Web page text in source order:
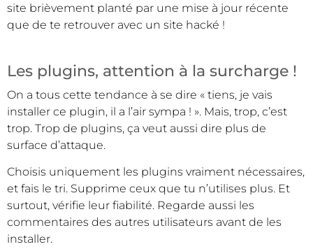
site brièvement planté par une mise à jour récente
que de te retrouver avec un site hacké !
Les plugins, attention à la surcharge !
On a tous cette tendance à se dire « tiens, je vais
installer ce plugin, il a l’air sympa ! ». Mais, trop, c’est
trop. Trop de plugins, ça veut aussi dire plus de
surface d’attaque.
Choisis uniquement les plugins vraiment nécessaires,
et fais le tri. Supprime ceux que tu n’utilises plus. Et
surtout, vérifie leur fiabilité. Regarde aussi les
commentaires des autres utilisateurs avant de les
installer.